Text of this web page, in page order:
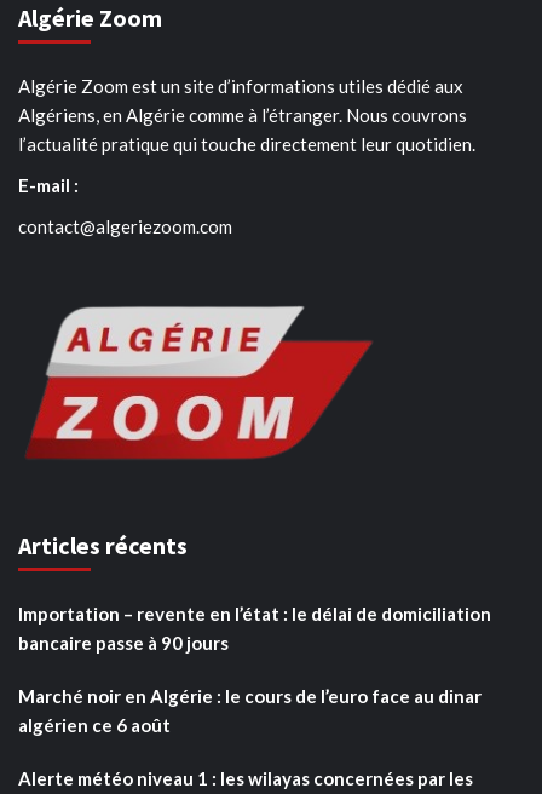
Algérie Zoom
Algérie Zoom est un site d’informations utiles dédié aux
Algériens, en Algérie comme à l’étranger. Nous couvrons
l’actualité pratique qui touche directement leur quotidien.
E-mail :
contact@algeriezoom.com
Articles récents
Importation – revente en l’état : le délai de domiciliation
bancaire passe à 90 jours
Marché noir en Algérie : le cours de l’euro face au dinar
algérien ce 6 août
Alerte météo niveau 1 : les wilayas concernées par les